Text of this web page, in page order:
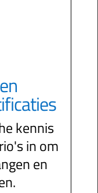
kennis
in om
en